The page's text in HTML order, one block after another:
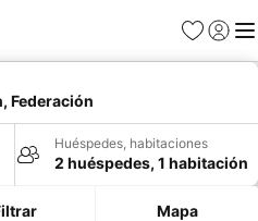
Favoritos
Iniciar
Federación
Huéspedes, habitaciones
2 huéspedes, 1 habitación
Mapa